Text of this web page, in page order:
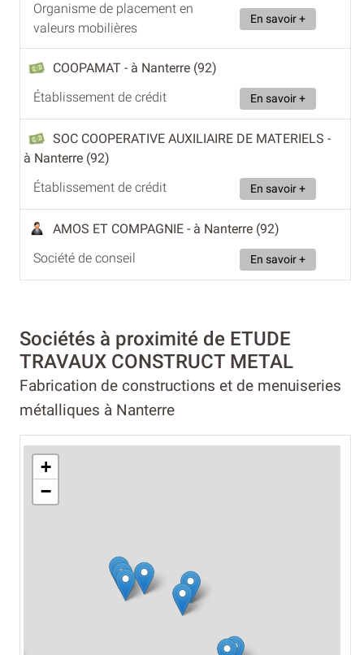
Organisme de placement en
valeurs mobilières
En savoir +
COOPAMAT - à Nanterre (92)
Établissement de crédit
En savoir +
SOC COOPERATIVE AUXILIAIRE DE MATERIELS -
à Nanterre (92)
Établissement de crédit
En savoir +
AMOS ET COMPAGNIE - à Nanterre (92)
Société de conseil
En savoir +
Sociétés à proximité de ETUDE
TRAVAUX CONSTRUCT METAL
Fabrication de constructions et de menuiseries
métalliques à Nanterre
+
−